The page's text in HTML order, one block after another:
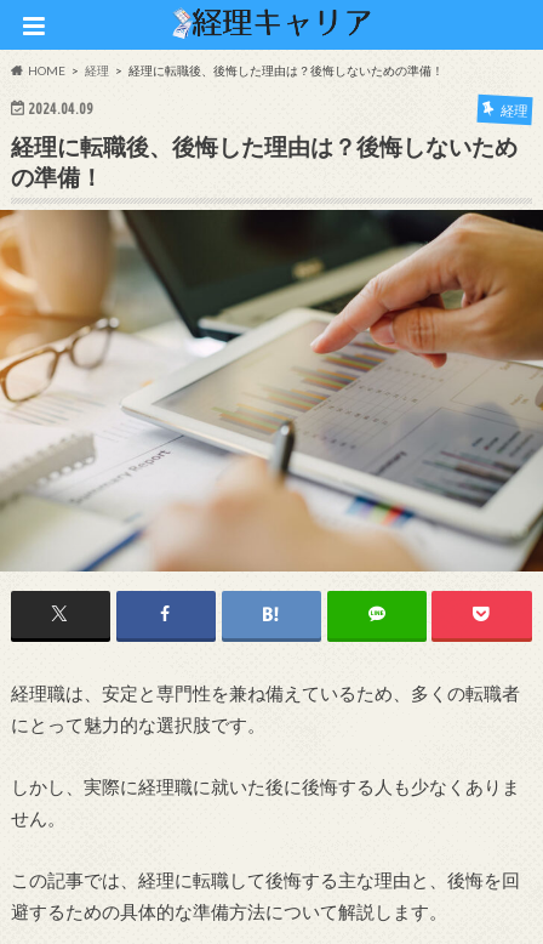
HOME 経理 経理に転職後、後悔した理由は？後悔しないための準備！
2024.04.09 経理
経理に転職後、後悔した理由は？後悔しないため
の準備！
経理職は、安定と専門性を兼ね備えているため、多くの転職者
にとって魅力的な選択肢です。
しかし、実際に経理職に就いた後に後悔する人も少なくありま
せん。
この記事では、経理に転職して後悔する主な理由と、後悔を回
避するための具体的な準備方法について解説します。